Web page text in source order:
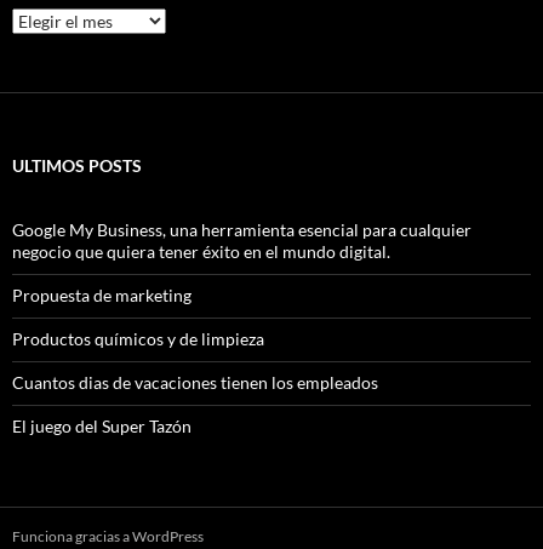
Archivos
ULTIMOS POSTS
Google My Business, una herramienta esencial para cualquier
negocio que quiera tener éxito en el mundo digital.
Propuesta de marketing
Productos químicos y de limpieza
Cuantos dias de vacaciones tienen los empleados
El juego del Super Tazón
Funciona gracias a WordPress